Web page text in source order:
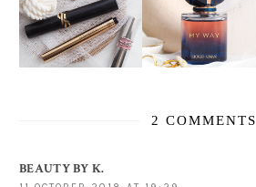
2 COMMENTS
BEAUTY BY K.